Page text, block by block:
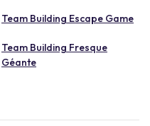
Team Building Escape Game
Team Building Fresque
Géante